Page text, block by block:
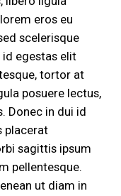
eros eu
scelerisque
egestas elit
tortor at
posuere lectus,
Donec in dui id
placerat
sagittis ipsum
pellentesque.
ut diam in